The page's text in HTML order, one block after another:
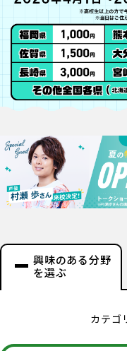
興味のある分野
を選ぶ
カテゴ